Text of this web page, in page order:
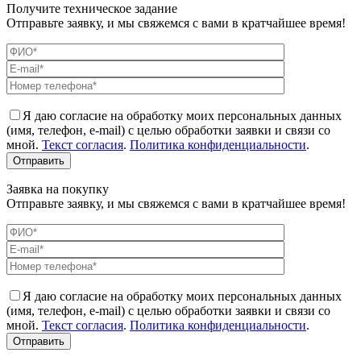
Получите техническое задание
Отправьте заявку, и мы свяжемся с вами в кратчайшее время!
Я даю согласие на обработку моих персональных данных
(имя, телефон, e-mail) с целью обработки заявки и связи со
мной. Текст согласия. Политика конфиденциальности.
Заявка на покупку
Отправьте заявку, и мы свяжемся с вами в кратчайшее время!
Я даю согласие на обработку моих персональных данных
(имя, телефон, e-mail) с целью обработки заявки и связи со
мной. Текст согласия. Политика конфиденциальности.